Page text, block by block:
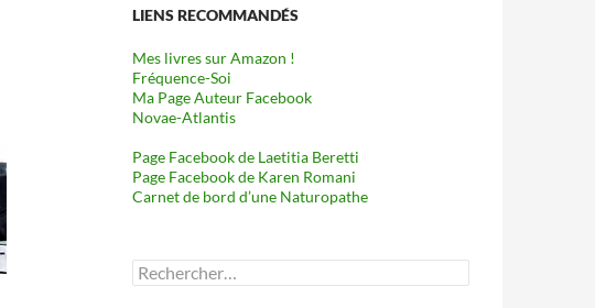
LIENS RECOMMANDÉS
Mes livres sur Amazon !
Fréquence-Soi
Ma Page Auteur Facebook
Novae-Atlantis
Page Facebook de Laetitia Beretti
Page Facebook de Karen Romani
Carnet de bord d’une Naturopathe
Rechercher :